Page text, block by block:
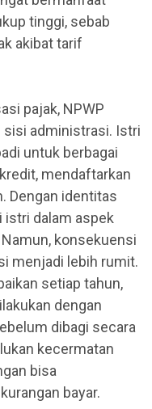
tinggi, sebab
akibat tarif
pajak, NPWP
sisi administrasi. Istri
untuk berbagai
mendaftarkan
Dengan identitas
istri dalam aspek
konsekuensi
menjadi lebih rumit.
setiap tahun,
dengan
dibagi secara
kecermatan
bisa
bayar.